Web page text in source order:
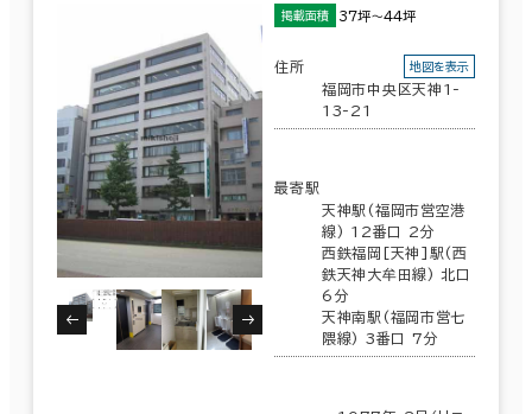
掲載面積 37坪～44坪
住所
福岡市中央区天神1-
13-21
地図を表示
最寄駅
天神駅(福岡市営空港
線) 12番口 2分
西鉄福岡[天神]駅(西
鉄天神大牟田線) 北口
6分
天神南駅(福岡市営七
隈線) 3番口 7分